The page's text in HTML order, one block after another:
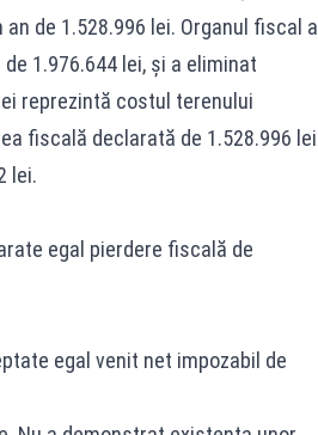
de 1.528.996 lei. Organul fiscal a
1.976.644 lei, și a eliminat
reprezintă costul terenului
fiscală declarată de 1.528.996 lei
lei.
egal pierdere fiscală de
egal venit net impozabil de